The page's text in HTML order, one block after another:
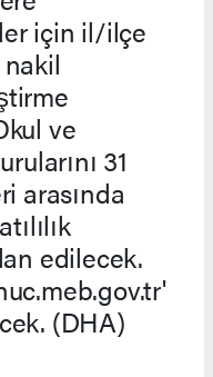
için il/ilçe
ve
31
arasında
edilecek.
(DHA)